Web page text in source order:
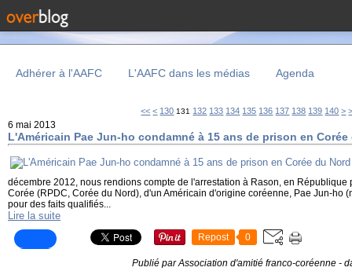
Adhérer à l'AAFC L'AAFC dans les médias Agenda
<< < 100
110
120
130 131 132 133 134 135 136 137 138 139 140 >
6 mai 2013
L'Américain Pae Jun-ho condamné à 15 ans de prison en Corée
décembre 2012, nous rendions compte de l'arrestation à Rason, en
Corée (RPDC, Corée du Nord), d'un Américain d'origine coréenne, Pae Jun-ho
pour des faits qualifiés...
Lire la suite
Repost 0
Publié par Association d'amitié franco-coréenne -